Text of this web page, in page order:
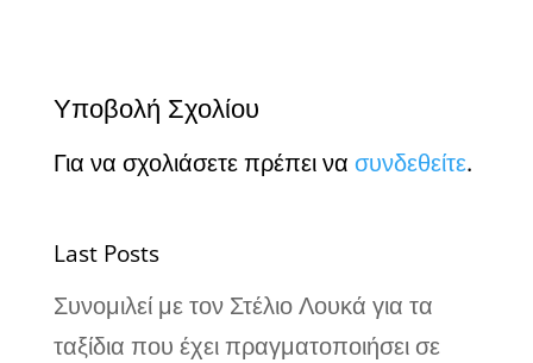
Υποβολή Σχολίου
Για να σχολιάσετε πρέπει να συνδεθείτε.
Last Posts
Συνομιλεί με τον Στέλιο Λουκά για τα
ταξίδια που έχει πραγματοποιήσει σε